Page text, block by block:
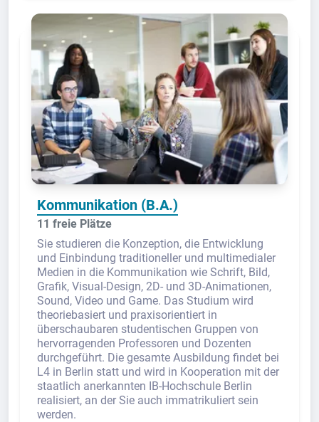
Kommunikation (B.A.)
11 freie Plätze
Sie studieren die Konzeption, die Entwicklung
und Einbindung traditioneller und multimedialer
Medien in die Kommunikation wie Schrift, Bild,
Grafik, Visual-Design, 2D- und 3D-Animationen,
Sound, Video und Game. Das Studium wird
theoriebasiert und praxisorientiert in
überschaubaren studentischen Gruppen von
hervorragenden Professoren und Dozenten
durchgeführt. Die gesamte Ausbildung findet bei
L4 in Berlin statt und wird in Kooperation mit der
staatlich anerkannten IB-Hochschule Berlin
realisiert, an der Sie auch immatrikuliert sein
werden.